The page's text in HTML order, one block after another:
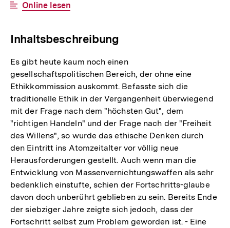
Interner
Online lesen
Inhaltsbeschreibung
Es gibt heute kaum noch einen
gesellschaftspolitischen Bereich, der ohne eine
Ethikkommission auskommt. Befasste sich die
traditionelle Ethik in der Vergangenheit überwiegend
mit der Frage nach dem "höchsten Gut", dem
"richtigen Handeln" und der Frage nach der "Freiheit
des Willens", so wurde das ethische Denken durch
den Eintritt ins Atomzeitalter vor völlig neue
Herausforderungen gestellt. Auch wenn man die
Entwicklung von Massenvernichtungswaffen als sehr
bedenklich einstufte, schien der Fortschritts-glaube
davon doch unberührt geblieben zu sein. Bereits Ende
der siebziger Jahre zeigte sich jedoch, dass der
Fortschritt selbst zum Problem geworden ist. - Eine